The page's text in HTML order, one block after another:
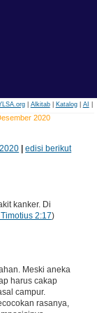
| Alkitab| Katalog| AI
2020
|edisi berikut
kanker. Di
2:17)
Meski aneka
harus cakap
campur.
rasanya,